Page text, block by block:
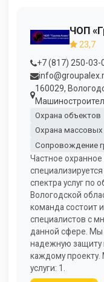
ЧОП
23,7
+7 (817) 250-03-
160029,
Охрана объектов
Охрана
Сопровождение
Частное
спектра услуг по
Вологодской
команда состоит
специалистов с
данной сфере. Мы
надежную защиту
каждому
услуги: 1.